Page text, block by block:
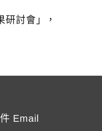
討會」，
Email